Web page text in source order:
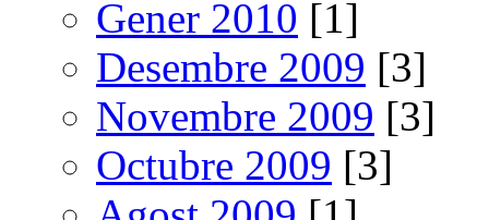
Gener 2010 [1]
Desembre 2009 [3]
Novembre 2009 [3]
Octubre 2009 [3]